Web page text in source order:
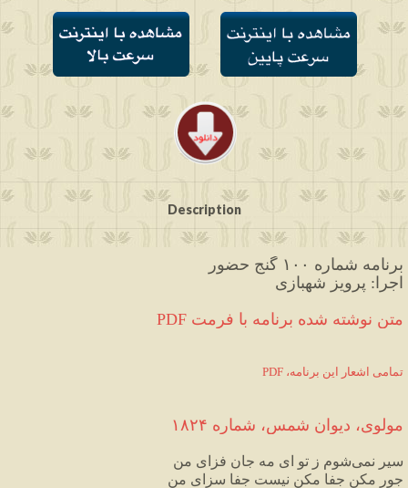
Description
برنامه شماره ۱۰۰ گنج حضور
اجرا: پرویز شهبازی
PDF متن نوشته شده برنامه با فرمت
PDF ،تمامی اشعار این برنامه
مولوی، دیوان شمس، شماره ۱۸۲۴
سیر نمیشوم ز تو ای مه جان فزای من
جور مکن جفا مکن نیست جفا سزای من